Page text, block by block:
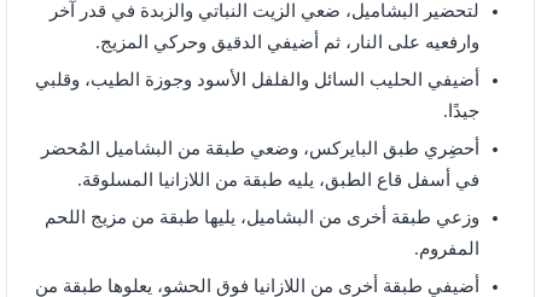
لتحضير البشاميل، ضعي الزيت النباتي والزبدة في قدر آخر
وارفعيه على النار، ثم أضيفي الدقيق وحركي المزيج.
أضيفي الحليب السائل والفلفل الأسود وجوزة الطيب، وقلبي
جيدًا.
أحضِري طبق البايركس، وضعي طبقة من البشاميل المُحضر
في أسفل قاع الطبق، يليه طبقة من اللازانيا المسلوقة.
وزعي طبقة أخرى من البشاميل، يليها طبقة من مزيج اللحم
المفروم.
أضيفي طبقة أخرى من اللازانيا فوق الحشو، يعلوها طبقة من